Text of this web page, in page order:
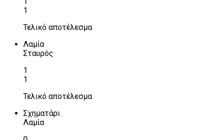
1
Τελικό αποτέλεσμα
Λαμία
Σταυρός
1
1
Τελικό αποτέλεσμα
Σχηματάρι
Λαμία